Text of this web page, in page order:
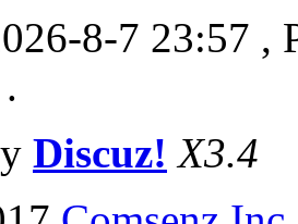
8-7 23:57 ,
Discuz! X3.4